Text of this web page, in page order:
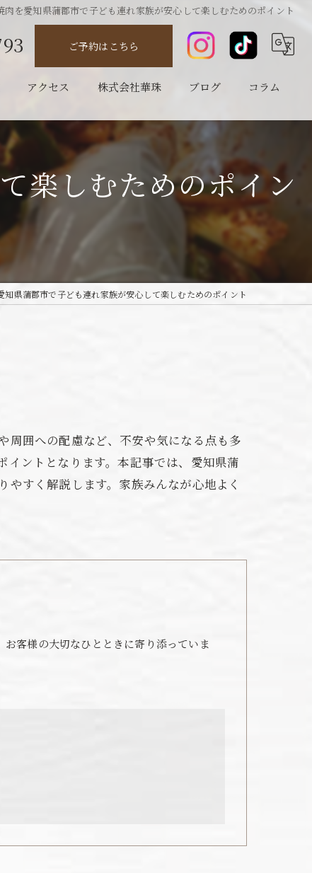
肉を愛知県蒲郡市で子ども連れ家族が安心して楽しむためのポイント
ご予約はこちら
アクセス 株式会社華珠 ブログ コラム
楽しむためのポイン
知県蒲郡市で子ども連れ家族が安心して楽しむためのポイント
周囲への配慮など、不安や気になる点も多
イントとなります。本記事では、愛知県蒲
すく解説します。家族みんなが心地よく
客様の大切なひとときに寄り添っていま